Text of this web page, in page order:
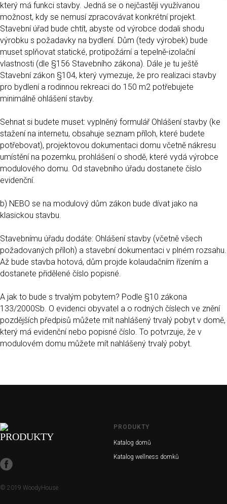
který má funkci stavby. Jedná se o nejčastěji využívanou
možnost, kdy se nemusí zpracovávat konkrétní projekt.
Stavební úřad bude chtít, abyste od výrobce dodali shodu
výrobku s požadavky na bydlení. Dům (tedy výrobek) bude
muset splňovat statické, protipožární a tepelně-izolační
vlastnosti (dle §156 Stavebního zákona). Dále je tu ještě
Stavební zákon §104, který vymezuje, že pro realizaci stavby
pro bydlení a rodinnou rekreaci do 150 m2 potřebujete
minimálně ohlášení stavby.
Sehnat si budete muset: vyplněný formulář Ohlášení stavby (ke
stažení na internetu, obsahuje seznam příloh, které budete
potřebovat), projektovou dokumentaci domu včetně nákresu
umístění na pozemku, prohlášení o shodě, které vydá výrobce
modulového domu. Od stavebního úřadu dostanete číslo
evidenční.
b) NEBO se na modulový dům zákon bude dívat jako na
klasickou stavbu.
Stavebnímu úřadu dodáte: Ohlášení stavby (včetně všech
požadovaných příloh) a stavební dokumentaci v plném rozsahu.
Až bude stavba hotová, dům projde kolaudačním řízením a
dostanete přidělené číslo popisné.
A jak to bude s trvalým pobytem? Podle §10 zákona
133/2000Sb. O evidenci obyvatel a o rodných číslech ve znění
pozdějších předpisů můžete mít nahlášený trvalý pobyt v domě,
který má evidenční nebo popisné číslo. To potvrzuje, že v
modulovém domu můžete mít nahlášený trvalý pobyt.
© 2019 WoodyHouse
PRODUKTY
Katalog domů
Katalog wellness domků